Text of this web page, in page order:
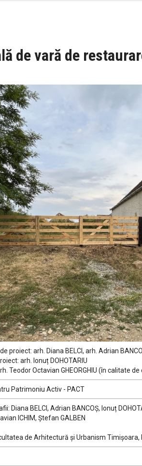
de vară de
proiect: arh. Diana BELCI, arh. Adrian
arh. Ionuț DOHOTARIU
Teodor Octavian GHEORGHIU (în calitate de
Patrimoniu Activ - PACT
Diana BELCI, Adrian BANCOȘ, Ionuț
ICHIM, Ștefan GALBEN
de Arhitectură și Urbanism Timișoara,